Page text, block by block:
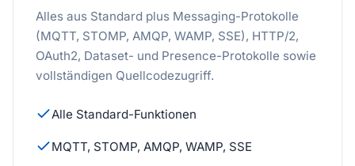
Alles aus Standard plus Messaging-Protokolle
(MQTT, STOMP, AMQP, WAMP, SSE), HTTP/2,
OAuth2, Dataset- und Presence-Protokolle sowie
vollständigen Quellcodezugriff.
Alle Standard-Funktionen
MQTT, STOMP, AMQP, WAMP, SSE